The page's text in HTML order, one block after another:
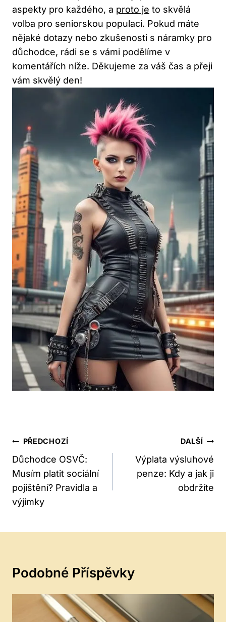
aspekty pro každého, a proto je to skvělá
volba pro seniorskou populaci. Pokud máte
nějaké dotazy nebo zkušenosti s náramky pro
důchodce, rádi se s vámi podělíme v
komentářích níže. Děkujeme za váš čas a přeji
vám skvělý den!
Navigace
Pro
Příspěvek
PŘEDCHOZÍ
Důchodce OSVČ:
Musím platit sociální
pojištění? Pravidla a
výjimky
DALŠÍ
Výplata výsluhové
penze: Kdy a jak ji
obdržíte
Podobné Příspěvky